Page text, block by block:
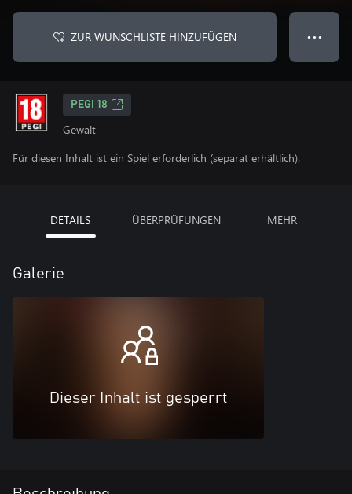
ZUR WUNSCHLISTE HINZUFÜGEN ● ● ●
PEGI 18
Gewalt
Für diesen Inhalt ist ein Spiel erforderlich (separat erhältlich).
DETAILS ÜBERPRÜFUNGEN MEHR
Galerie
Dieser Inhalt ist gesperrt